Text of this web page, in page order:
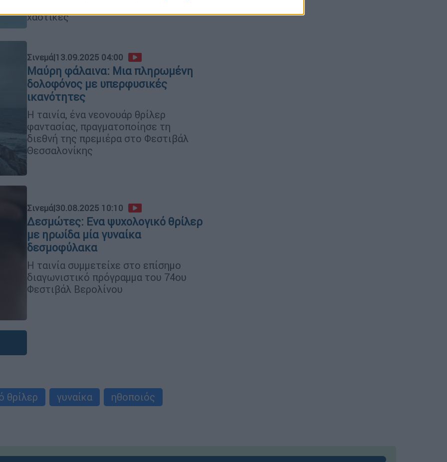
χαοτικές
Σινεμά|13.09.2025 04:00
Μαύρη φάλαινα: Μια πληρωμένη
δολοφόνος με υπερφυσικές
ικανότητες
Η ταινία, ένα νεονουάρ θρίλερ
φαντασίας, πραγματοποίησε τη
διεθνή της πρεμιέρα στο Φεστιβάλ
Θεσσαλονίκης
Σινεμά|30.08.2025 10:10
Δεσμώτες: Ενα ψυχολογικό θρίλερ
με ηρωίδα μία γυναίκα
δεσμοφύλακα
Η ταινία συμμετείχε στο επίσημο
διαγωνιστικό πρόγραμμα του 74ου
Φεστιβάλ Βερολίνου
θρίλερ γυναίκα
ηθοποιός